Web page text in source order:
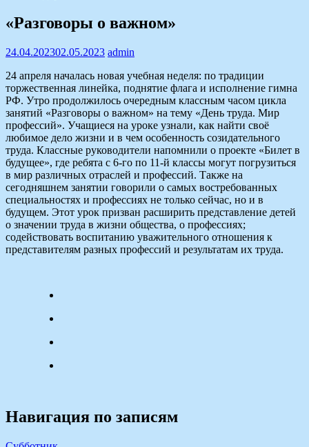
«Разговоры о важном»
24.04.202302.05.2023 admin
24 апреля началась новая учебная неделя: по традиции
торжественная линейка, поднятие флага и исполнение гимна
РФ. Утро продолжилось очередным классным часом цикла
занятий «Разговоры о важном» на тему «День труда. Мир
профессий». Учащиеся на уроке узнали, как найти своё
любимое дело жизни и в чем особенность созидательного
труда. Классные руководители напомнили о проекте «Билет в
будущее», где ребята с 6-го по 11-й классы могут погрузиться
в мир различных отраслей и профессий. Также на
сегодняшнем занятии говорили о самых востребованных
специальностях и профессиях не только сейчас, но и в
будущем. Этот урок призван расширить представление детей
о значении труда в жизни общества, о профессиях;
содействовать воспитанию уважительного отношения к
представителям разных профессий и результатам их труда.
Навигация по записям